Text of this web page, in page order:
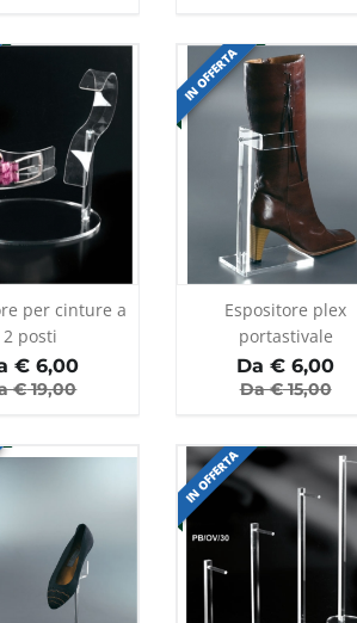
per cinture a
2 posti
€ 6,00
€19,00
IN OFFERTA
Espositore plex
portastivale
Da € 6,00
Da €15,00
IN OFFERTA